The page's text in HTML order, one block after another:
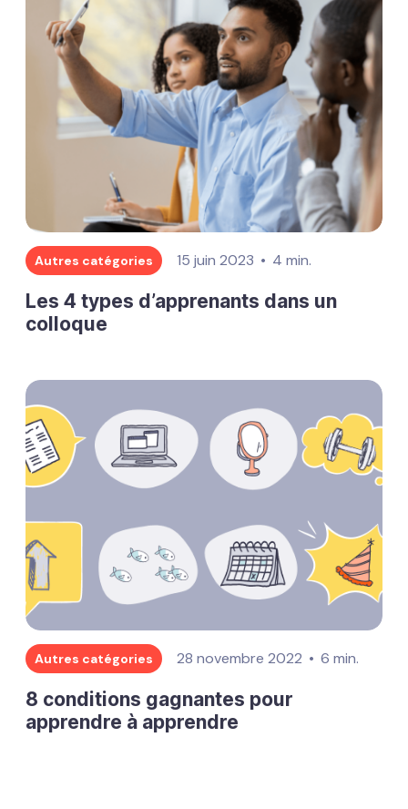
Autres catégories 15 juin 2023 4 min.
Les 4 types d’apprenants dans un
colloque
Autres catégories 28 novembre 2022 6 min.
8 conditions gagnantes pour
apprendre à apprendre